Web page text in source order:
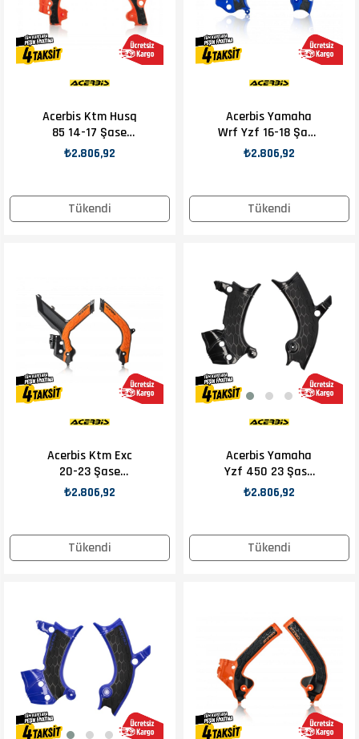
Tükendi
Acerbis Ktm Husq
85 14-17 Şase
Koruma Turuncu
₺2.806,92
Tükendi
Acerbis Yamaha
Wrf Yzf 16-18 Şase
Koruma Mavi
₺2.806,92
Tükendi
Acerbis Ktm Exc
20-23 Şase
Koruma Siyah
₺2.806,92
Tükendi
Acerbis Yamaha
Yzf 450 23 Şase
Koruma Siyah
₺2.806,92